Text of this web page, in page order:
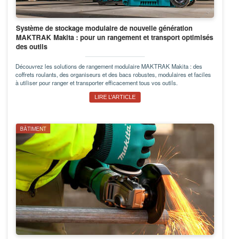
Système de stockage modulaire de nouvelle génération
MAKTRAK Makita : pour un rangement et transport optimisés
des outils
Découvrez les solutions de rangement modulaire MAKTRAK Makita : des
coffrets roulants, des organiseurs et des bacs robustes, modulaires et faciles
à utiliser pour ranger et transporter efficacement tous vos outils.
LIRE L’ARTICLE
BÂTIMENT